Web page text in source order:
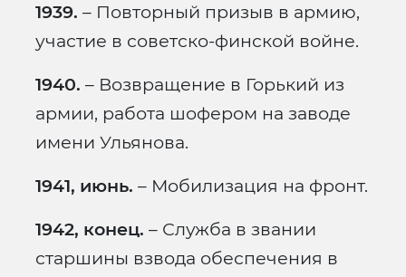
1939. – Повторный призыв в армию,
участие в советско-финской войне.
1940. – Возвращение в Горький из
армии, работа шофером на заводе
имени Ульянова.
1941, июнь. – Мобилизация на фронт.
1942, конец. – Служба в звании
старшины взвода обеспечения в